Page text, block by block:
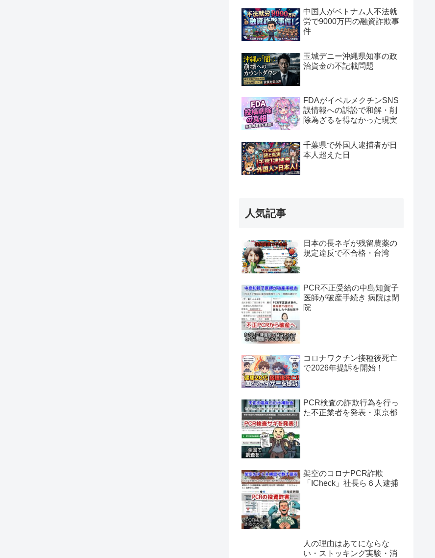
中国人がベトナム人不法就
労で9000万円の融資詐欺事
件
玉城デニー沖縄県知事の政
治資金の不記載問題
FDAがイベルメクチンSNS
誤情報への訴訟で和解・削
除為ざるを得なかった現実
千葉県で外国人逮捕者が日
本人超えた日
人気記事
日本の長ネギが残留農薬の
規定違反で不合格・台湾
PCR不正受給の中島知賀子
医師が破産手続き 病院は閉
院
コロナワクチン接種後死亡
で2026年提訴を開始！
PCR検査の詐欺行為を行っ
た不正業者を発表・東京都
架空のコロナPCR詐欺
「ICheck」社長ら６人逮捕
人の理由はあてにならな
い・ストッキング実験・消